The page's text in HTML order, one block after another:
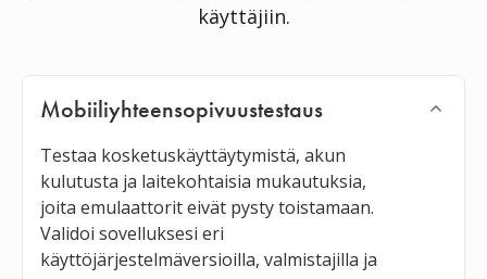
käyttäjiin.
Mobiiliyhteensopivuustestaus
Testaa kosketuskäyttäytymistä, akun
kulutusta ja laitekohtaisia mukautuksia,
joita emulaattorit eivät pysty toistamaan.
Validoi sovelluksesi eri
käyttöjärjestelmäversioilla, valmistajilla ja